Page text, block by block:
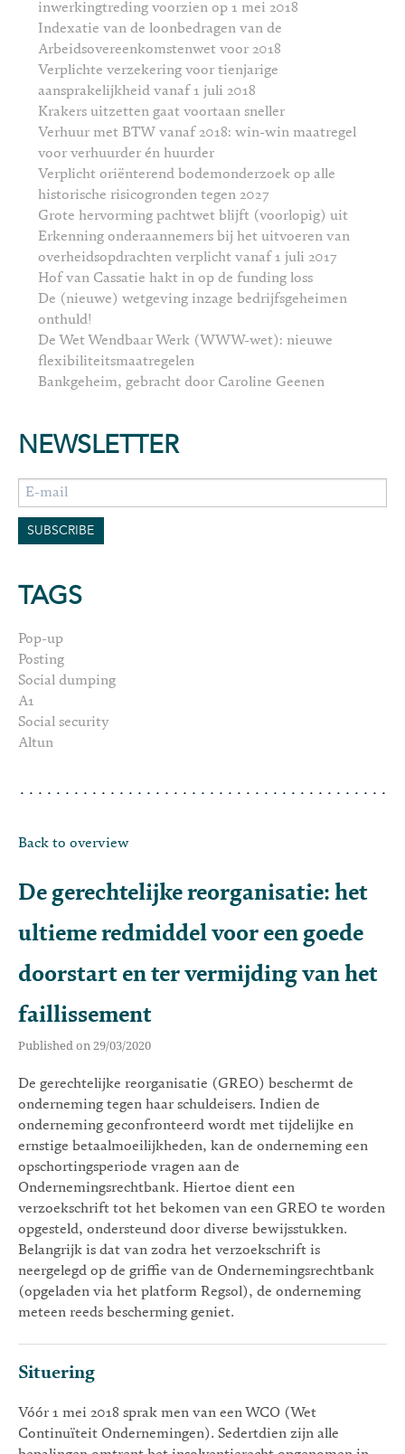
inwerkingtreding voorzien op 1 mei 2018
Indexatie van de loonbedragen van de
Arbeidsovereenkomstenwet voor 2018
Verplichte verzekering voor tienjarige
aansprakelijkheid vanaf 1 juli 2018
Krakers uitzetten gaat voortaan sneller
Verhuur met BTW vanaf 2018: win-win maatregel
voor verhuurder én huurder
Verplicht oriënterend bodemonderzoek op alle
historische risicogronden tegen 2027
Grote hervorming pachtwet blijft (voorlopig) uit
Erkenning onderaannemers bij het uitvoeren van
overheidsopdrachten verplicht vanaf 1 juli 2017
Hof van Cassatie hakt in op de funding loss
De (nieuwe) wetgeving inzage bedrijfsgeheimen
onthuld!
De Wet Wendbaar Werk (WWW-wet): nieuwe
flexibiliteitsmaatregelen
Bankgeheim, gebracht door Caroline Geenen
NEWSLETTER
TAGS
Pop-up
Posting
Social dumping
A1
Social security
Altun
Back to overview
De gerechtelijke reorganisatie: het
ultieme redmiddel voor een goede
doorstart en ter vermijding van het
faillissement
Published on 29/03/2020
De gerechtelijke reorganisatie (GREO) beschermt de
onderneming tegen haar schuldeisers. Indien de
onderneming geconfronteerd wordt met tijdelijke en
ernstige betaalmoeilijkheden, kan de onderneming een
opschortingsperiode vragen aan de
Ondernemingsrechtbank. Hiertoe dient een
verzoekschrift tot het bekomen van een GREO te worden
opgesteld, ondersteund door diverse bewijsstukken.
Belangrijk is dat van zodra het verzoekschrift is
neergelegd op de griffie van de Ondernemingsrechtbank
(opgeladen via het platform Regsol), de onderneming
meteen reeds bescherming geniet.
Situering
Vóór 1 mei 2018 sprak men van een WCO (Wet
Continuïteit Ondernemingen). Sedertdien zijn alle